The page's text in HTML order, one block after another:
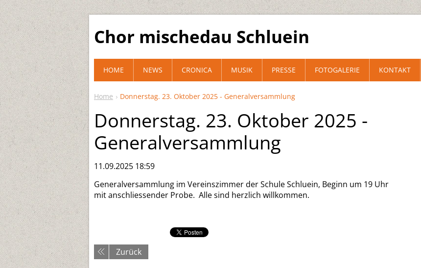
Chor mischedau Schluein
Home Donnerstag. 23. Oktober 2025 - Generalversammlung
Donnerstag. 23. Oktober 2025 -
Generalversammlung
11.09.2025 18:59
Generalversammlung im Vereinszimmer der Schule Schluein, Beginn um 19 Uhr
mit anschliessender Probe. Alle sind herzlich willkommen.
Zurück
HOME NEWS CRONICA MUSIK PRESSE FOTOGALERIE KONTAKT